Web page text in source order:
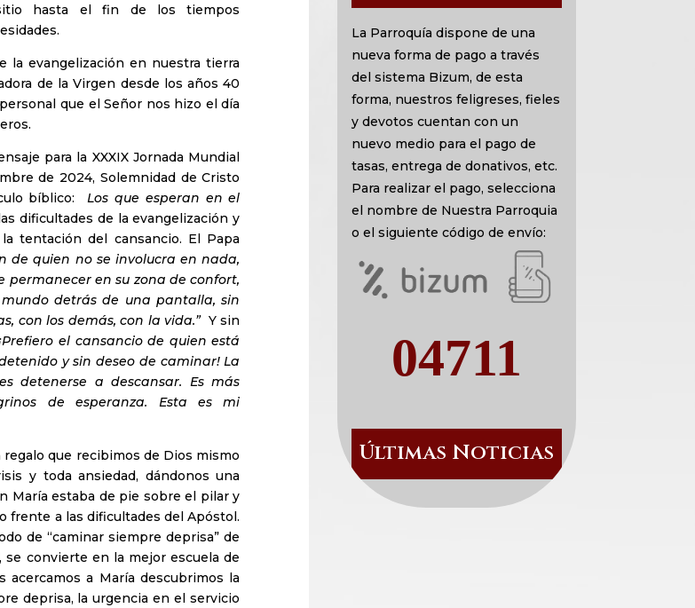
hasta el fin de los tiempos
la evangelización en nuestra tierra
de la Virgen desde los años 40
que el Señor nos hizo el día
para la XXXIX Jornada Mundial
de 2024, Solemnidad de Cristo
bíblico:Los que esperan en el
dificultades de la evangelización y
tentación del cansancio. El Papa
de quien no se involucra en nada,
permanecer en su zona de confort,
detrás de una pantalla, sin
con los demás, con la vida.” Y sin
el cansancio de quien está
y sin deseo de caminar! La
detenerse a descansar. Es más
de esperanza. Esta es mi
que recibimos de Dios mismo
y toda ansiedad, dándonos una
María estaba de pie sobre el pilar y
frente a las dificultades del Apóstol.
de “caminar siempre deprisa” de
se convierte en la mejor escuela de
acercamos a María descubrimos la
deprisa, la urgencia en el servicio
La Parroquía dispone de una
nueva forma de pago a través
del sistema Bizum, de esta
forma, nuestros feligreses, fieles
y devotos cuentan con un
nuevo medio para el pago de
tasas, entrega de donativos, etc.
Para realizar el pago, selecciona
el nombre de Nuestra Parroquia
o el siguiente código de envío:
04711
Últimas Noticias